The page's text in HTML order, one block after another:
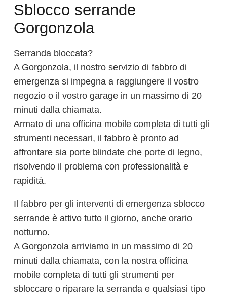
Sblocco serrande
Gorgonzola
Serranda bloccata?
A Gorgonzola, il nostro servizio di fabbro di
emergenza si impegna a raggiungere il vostro
negozio o il vostro garage in un massimo di 20
minuti dalla chiamata.
Armato di una officina mobile completa di tutti gli
strumenti necessari, il fabbro è pronto ad
affrontare sia porte blindate che porte di legno,
risolvendo il problema con professionalità e
rapidità.
Il fabbro per gli interventi di emergenza sblocco
serrande è attivo tutto il giorno, anche orario
notturno.
A Gorgonzola arriviamo in un massimo di 20
minuti dalla chiamata, con la nostra officina
mobile completa di tutti gli strumenti per
sbloccare o riparare la serranda e qualsiasi tipo